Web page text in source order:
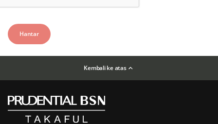
Kembali ke atas